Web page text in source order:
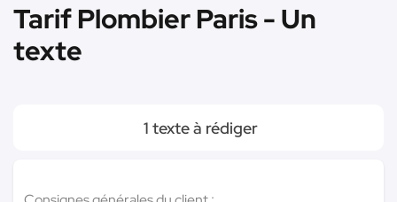
Tarif Plombier Paris - Un
texte
1 texte à rédiger